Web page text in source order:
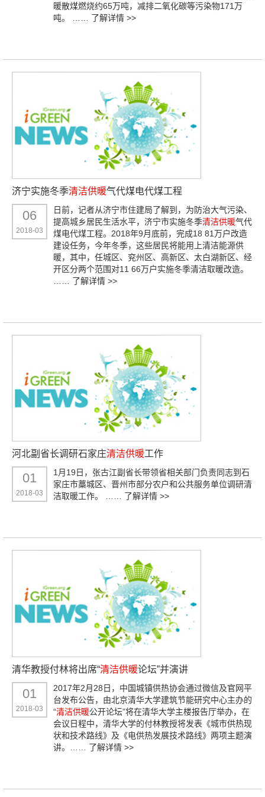
暖散煤燃烧约65万吨，减排二氧化碳等污染物171万
吨。 …… 了解详情 >>
济宁实施冬季清洁供暖气代煤电代煤工程
06
2018-03
日前，记者从济宁市住建局了解到，为防治大气污染、
提高城乡居民生活水平，济宁市实施冬季清洁供暖气代
煤电代煤工程。2018年9月底前，完成18 81万户改造
建设任务，今年冬季，这些居民将能用上清洁能源供
暖，其中，任城区、兖州区、高新区、太白湖新区、经
开区分两个范围对11 66万户实施冬季清洁取暖改造。
了解详情 >>
河北副省长调研石家庄清洁供暖工作
01
2018-03
1月19日，张古江副省长带领省相关部门负责同志到石
家庄市藁城区、晋州市部分农户和公共服务单位调研清
洁取暖工作。 …… 了解详情 >>
清华教授付林将出席“清洁供暖论坛”并演讲
01
2018-03
2017年2月28日，中国城镇供热协会通过微信及官网平
台发布公告，由北京清华大学建筑节能研究中心主办的
“清洁供暖公开论坛”将在清华大学主楼报告厅举办，在
会议日程中，清华大学的付林教授将发表《城市供热现
状和技术路线》及《电供热发展技术路线》两项主题演
讲。…… 了解详情 >>